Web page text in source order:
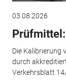
03.08.2026
Die Kalibrierung
durch
Verkehrsblatt